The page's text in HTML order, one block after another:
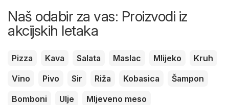
Naš odabir za vas: Proizvodi iz
akcijskih letaka
Pizza Kava Salata Maslac Mlijeko
Kruh
Vino
Pivo Sir Riža Kobasica
Šampon
Bomboni
Ulje Mljeveno meso